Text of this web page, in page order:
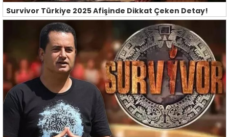
Survivor Türkiye 2025 Afişinde Dikkat Çeken Detay!